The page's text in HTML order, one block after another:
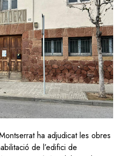
ha adjudicat les obres
de l’edifici de